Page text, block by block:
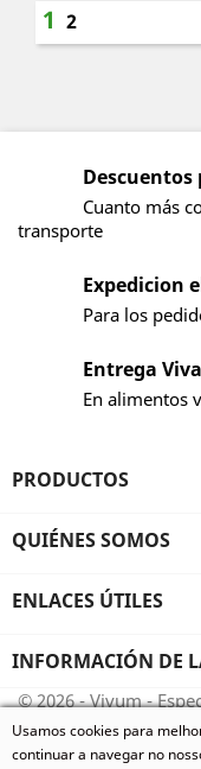
1 2
Descuentos
Cuanto más
transporte
Expedicion
Para los
Entrega
En alimentos
PRODUCTOS
QUIÉNES SOMOS
ENLACES ÚTILES
INFORMACIÓN DE
© 2026 - Vivum -
os direitos reservados.
Usamos cookies para
continuar a navegar no